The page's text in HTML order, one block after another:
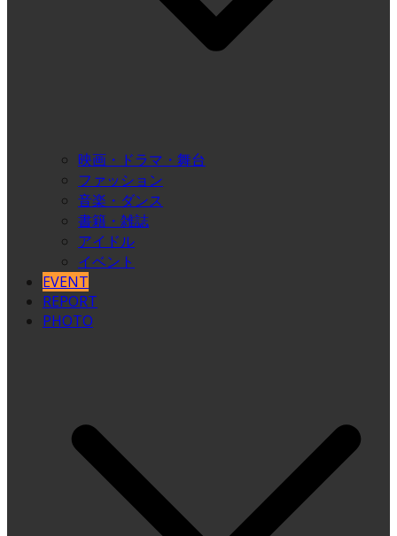
映画・ドラマ・舞台
ファッション
音楽・ダンス
書籍・雑誌
アイドル
イベント
EVENT
REPORT
PHOTO